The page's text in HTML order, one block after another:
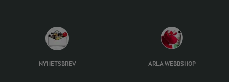
NYHETSBREV ARLA WEBBSHOP